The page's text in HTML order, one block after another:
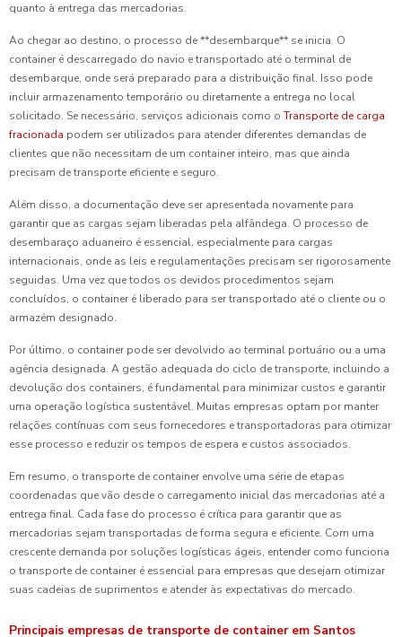
quanto à entrega das mercadorias.
Ao chegar ao destino, o processo de **desembarque** se inicia. O
container é descarregado do navio e transportado até o terminal de
desembarque, onde será preparado para a distribuição final. Isso pode
incluir armazenamento temporário ou diretamente a entrega no local
solicitado. Se necessário, serviços adicionais como o Transporte de carga
fracionada podem ser utilizados para atender diferentes demandas de
clientes que não necessitam de um container inteiro, mas que ainda
precisam de transporte eficiente e seguro.
Além disso, a documentação deve ser apresentada novamente para
garantir que as cargas sejam liberadas pela alfândega. O processo de
desembaraço aduaneiro é essencial, especialmente para cargas
internacionais, onde as leis e regulamentações precisam ser rigorosamente
seguidas. Uma vez que todos os devidos procedimentos sejam
concluídos, o container é liberado para ser transportado até o cliente ou o
armazém designado.
Por último, o container pode ser devolvido ao terminal portuário ou a uma
agência designada. A gestão adequada do ciclo de transporte, incluindo a
devolução dos containers, é fundamental para minimizar custos e garantir
uma operação logística sustentável. Muitas empresas optam por manter
relações contínuas com seus fornecedores e transportadoras para otimizar
esse processo e reduzir os tempos de espera e custos associados.
Em resumo, o transporte de container envolve uma série de etapas
coordenadas que vão desde o carregamento inicial das mercadorias até a
entrega final. Cada fase do processo é crítica para garantir que as
mercadorias sejam transportadas de forma segura e eficiente. Com uma
crescente demanda por soluções logísticas ágeis, entender como funciona
o transporte de container é essencial para empresas que desejam otimizar
suas cadeias de suprimentos e atender às expectativas do mercado.
Principais empresas de transporte de container em Santos